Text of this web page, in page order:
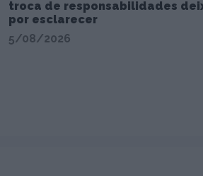
troca de responsabilidades
por esclarecer
5/08/2026